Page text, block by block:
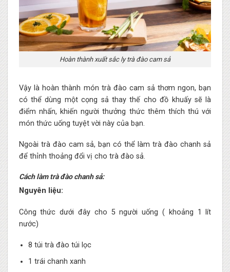
Hoàn thành xuất sắc ly trà đào cam sả
Vậy là hoàn thành món trà đào cam sả thơm ngon, bạn
có thể dùng một cọng sả thay thế cho đồ khuấy sẽ là
điểm nhấn, khiến người thưởng thức thêm thích thú với
món thức uống tuyệt vời này của bạn.
Ngoài trà đào cam sả, bạn có thể làm trà đào chanh sả
để thỉnh thoảng đổi vị cho trà đào sả.
Cách làm trà đào chanh sả:
Nguyên liệu:
Công thức dưới đây cho 5 người uống ( khoảng 1 lít
nước)
8 túi trà đào túi lọc
1 trái chanh xanh